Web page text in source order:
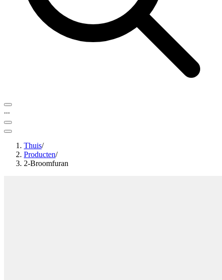
...
Thuis/
Producten/
2-Broomfuran